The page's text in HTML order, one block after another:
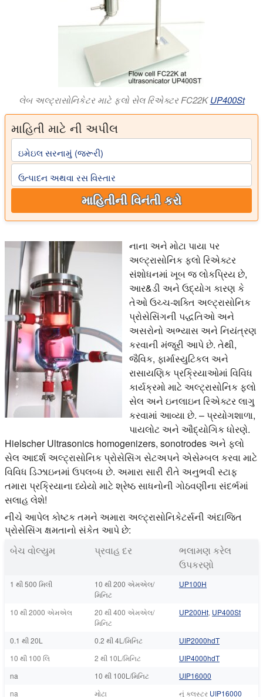
લેબ અલ્ટ્રાસોનિકેટર માટે ફ્લો સેલ રિએક્ટર FC22KUP400St
માહિતી માટે ની અપીલ
ઇમેઇલ સરનામું (જરૂરી)
ઉત્પાદન અથવા રસ વિસ્તાર
માહિતીની વિનંતી કરો
નાના અને મોટા પાયા પર
અલ્ટ્રાસોનિક ફ્લો રિએક્ટર
સંશોધનમાં ખૂબ જ લોકપ્રિય છે,
આર&ડી અને ઉદ્યોગ કારણ કે
તેઓ ઉચ્ચ-શક્તિ અલ્ટ્રાસોનિક
પ્રોસેસિંગની પદ્ધતિઓ અને
અસરોનો અભ્યાસ અને નિયંત્રણ
કરવાની મંજૂરી આપે છે. તેથી,
જૈવિક, ફાર્માસ્યુટિકલ અને
રાસાયણિક પ્રક્રિયાઓમાં વિવિધ
કાર્યક્રમો માટે અલ્ટ્રાસોનિક ફ્લો
સેલ અને ઇનલાઇન રિએક્ટર લાગુ
કરવામાં આવ્યા છે. – પ્રયોગશાળા,
પાયલોટ અને ઔદ્યોગિક ધોરણે.
Hielscher Ultrasonics homogenizers, sonotrodes અને ફ્લો
સેલ આદર્શ અલ્ટ્રાસોનિક પ્રોસેસિંગ સેટઅપને એસેમ્બલ કરવા માટે
વિવિધ ડિઝાઇનમાં ઉપલબ્ધ છે. અમારા સારી રીતે અનુભવી સ્ટાફ
તમારા પ્રક્રિયાના ધ્યેયો માટે શ્રેષ્ઠ સાધનોની ગોઠવણીના સંદર્ભમાં
સલાહ લેશે!
નીચે આપેલ કોષ્ટક તમને અમારા અલ્ટ્રાસોનિકેટર્સની અંદાજિત
પ્રોસેસિંગ ક્ષમતાનો સંકેત આપે છે:
બેચ વોલ્યુમ
પ્રવાહ દર
ભલામણ કરેલ
ઉપકરણો
1 થી 500 મિલી
10 થી 200 એમએલ/
મિનિટ
UP100H
10 થી 2000 એમએલ
20 થી 400 એમએલ/
મિનિટ
UP200Ht, UP400St
0.1 થી 20L 0.2 થી 4L/મિનિટ
UIP2000hdT
10 થી 100 લિ
2 થી 10L/મિનિટ
UIP4000hdT
na
10 થી 100L/મિનિટ
UIP16000
na
મોટા નું ક્લસ્ટર UIP16000